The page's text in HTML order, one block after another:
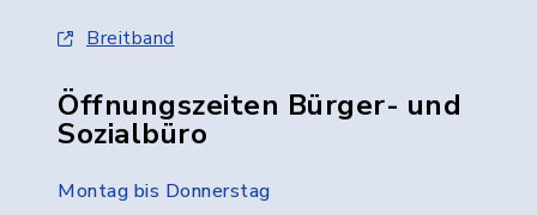
Breitband
Öffnungszeiten Bürger- und
Sozialbüro
Montag bis Donnerstag